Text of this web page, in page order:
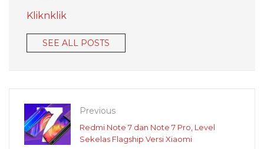
Kliknklik
SEE ALL POSTS
Previous
Redmi Note 7 dan Note 7 Pro, Level
Sekelas Flagship Versi Xiaomi